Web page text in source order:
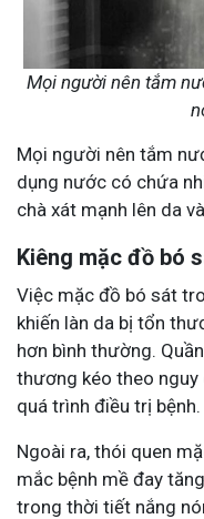
Mọi người nên tắm
Mọi người nên tắm
dụng nước có chứa
chà xát mạnh lên da
Kiêng mặc đồ bó
Việc mặc đồ bó sát
khiến làn da bị tổn
hơn bình thường.
thương kéo theo
quá trình điều trị bệnh.
Ngoài ra, thói quen
mắc bệnh mề đay
trong thời tiết nắng